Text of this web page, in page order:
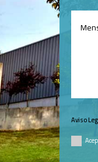
Aviso